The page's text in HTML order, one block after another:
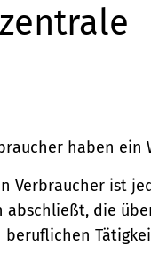
haben ein
Verbraucher ist
abschließt, die